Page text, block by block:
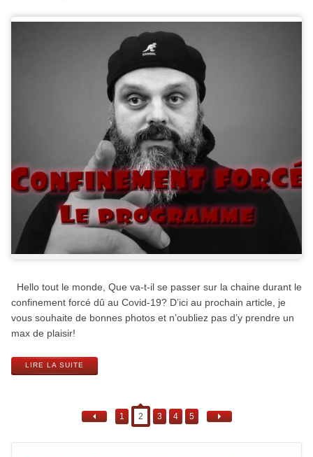
Hello tout le monde, Que va-t-il se passer sur la chaine durant le
confinement forcé dû au Covid-19? D’ici au prochain article, je
vous souhaite de bonnes photos et n’oubliez pas d’y prendre un
max de plaisir!
LIRE LA SUITE
1 2 3 4 5